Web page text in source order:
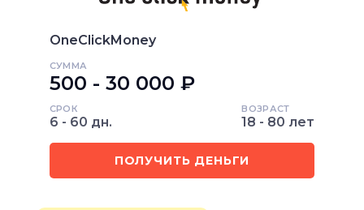
OneClickMoney
СУММА
500 - 30 000 ₽
СРОК
6 - 60 дн.
ВОЗРАСТ
18 - 80 лет
ПОЛУЧИТЬ ДЕНЬГИ